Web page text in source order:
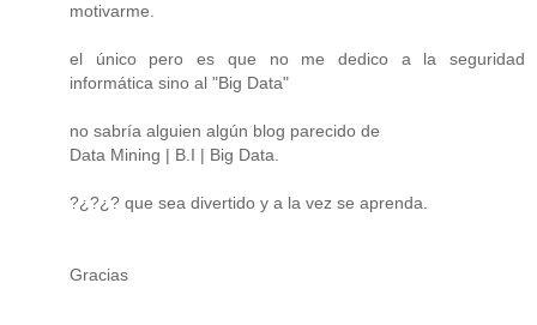
motivarme.
el único pero es que no me dedico a la seguridad
informática sino al "Big Data"
no sabría alguien algún blog parecido de
Data Mining | B.I | Big Data.
?¿?¿? que sea divertido y a la vez se aprenda.
Gracias